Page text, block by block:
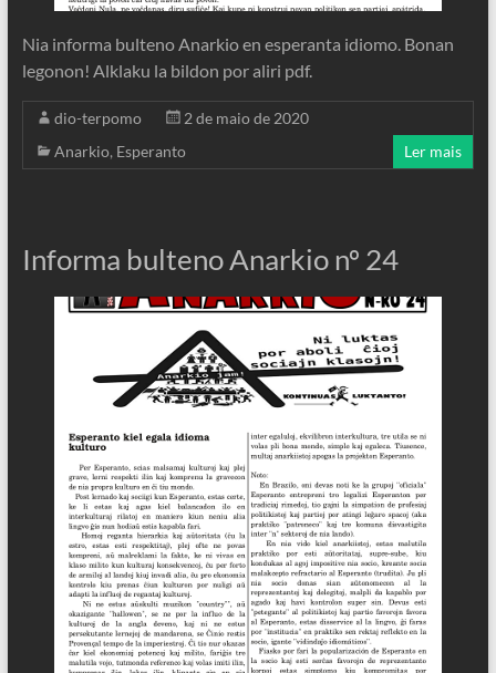
Nia informa bulteno Anarkio en esperanta idiomo. Bonan
legonon! Alklaku la bildon por aliri pdf.
dio-terpomo
2 de maio de 2020
Anarkio, Esperanto Ler mais
Informa bulteno Anarkio nº 24